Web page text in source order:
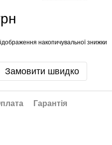
накопичувальної знижки
Замовити швидко
Гарантія